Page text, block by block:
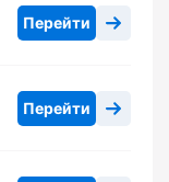
Перейти
Перейти